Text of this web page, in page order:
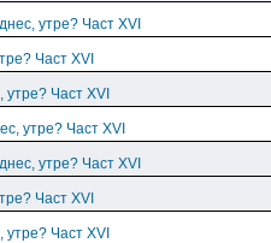
утре? Част XVI
Част XVI
утре? Част XVI
утре? Част XVI
утре? Част XVI
Част XVI
утре? Част XVI